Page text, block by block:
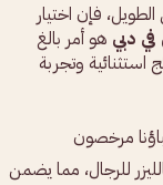
فإن اختيار
في دبي هو أمر بالغ
استثنائية وتجربة
مرخصون
للرجال، مما يضمن